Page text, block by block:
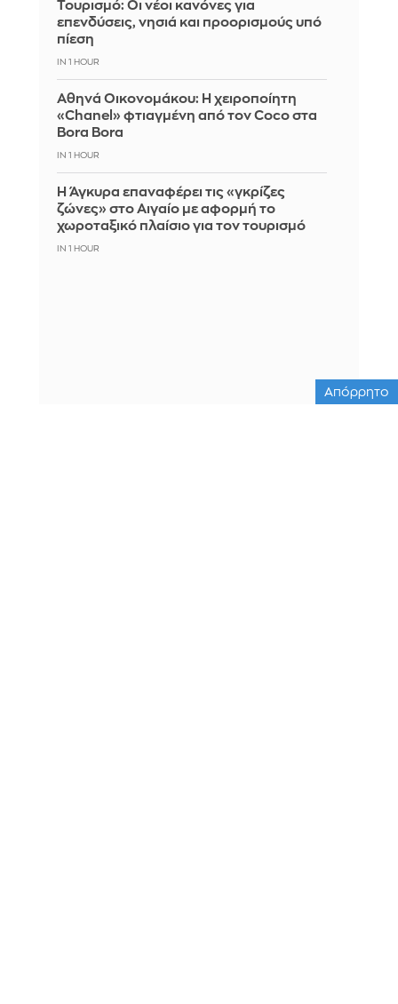
Τουρισμό: Οι νέοι κανόνες για
επενδύσεις, νησιά και προορισμούς υπό
πίεση
IN 1 HOUR
Αθηνά Οικονομάκου: Η χειροποίητη
«Chanel» φτιαγμένη από τον Coco στα
Bora Bora
IN 1 HOUR
Η Άγκυρα επαναφέρει τις «γκρίζες
ζώνες» στο Αιγαίο με αφορμή το
χωροταξικό πλαίσιο για τον τουρισμό
IN 1 HOUR
Απόρρητο